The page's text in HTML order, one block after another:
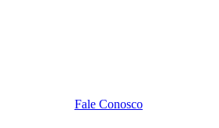
Fale Conosco